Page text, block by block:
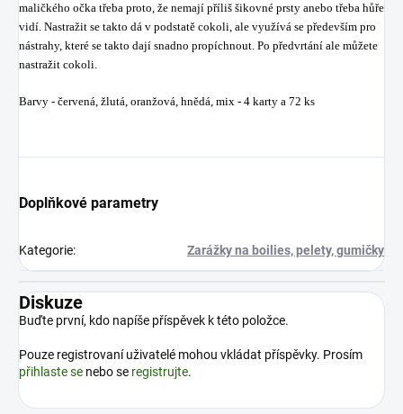
maličkého očka třeba proto, že nemají příliš šikovné prsty anebo třeba hůře
vidí. Nastražit se takto dá v podstatě cokoli, ale využívá se především pro
nástrahy, které se takto dají snadno propíchnout. Po předvrtání ale můžete
nastražit cokoli.
Barvy - červená, žlutá, oranžová, hnědá, mix - 4 karty a 72 ks
Doplňkové parametry
Kategorie: Zarážky na boilies, pelety, gumičky
Diskuze
Buďte první, kdo napíše příspěvek k této položce.
Pouze registrovaní uživatelé mohou vkládat příspěvky. Prosím
přihlaste se nebo se registrujte.